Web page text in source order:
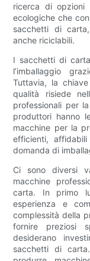
ricerca di opzioni
ecologiche che
sacchetti di
anche riciclabili.
I sacchetti di
l’imballaggio
Tuttavia, la
qualità risiede
professionali per
produttori hanno
macchine per la
efficienti,
domanda di
Ci sono diversi
macchine
carta. In primo
esperienza e
complessità della
fornire preziosi
desiderano
sacchetti di